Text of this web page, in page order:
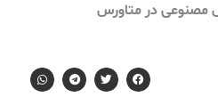
مصنوعی در متاورس